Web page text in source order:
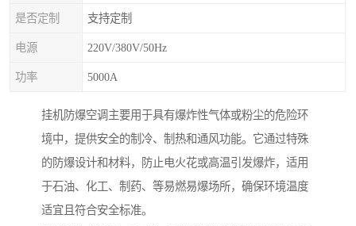
是否定制 支持定制
电源 220V/380V/50Hz
功率 5000A
挂机防爆空调主要用于具有爆炸性气体或粉尘的危险环
境中，提供安全的制冷、制热和通风功能。它通过特殊
的防爆设计和材料，防止电火花或高温引发爆炸，适用
于石油、化工、制药、等易燃易爆场所，确保环境温度
适宜且符合安全标准。